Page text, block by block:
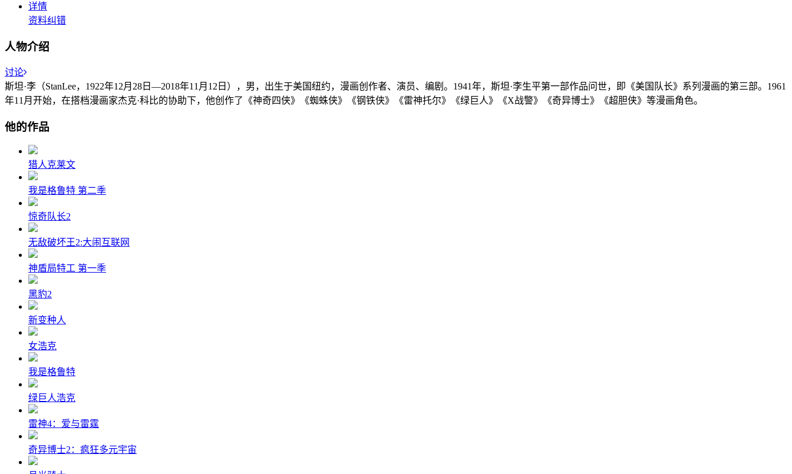
详情
资料纠错
人物介绍
讨论
斯坦·李（StanLee，1922年12月28日—2018年11月12日），男，出生于美国纽约，漫画创作者、演员、编剧。1941年，斯坦·李生平第一部作品问世，即《美国队长》系列漫画的第三部。1961
年11月开始，在搭档漫画家杰克·科比的协助下，他创作了《神奇四侠》《蜘蛛侠》《钢铁侠》《雷神托尔》《绿巨人》《X战警》《奇异博士》《超胆侠》等漫画角色。
他的作品
猎人克莱文
我是格鲁特 第二季
惊奇队长2
无敌破坏王2:大闹互联网
神盾局特工 第一季
黑豹2
新变种人
女浩克
我是格鲁特
绿巨人浩克
雷神4：爱与雷霆
奇异博士2：疯狂多元宇宙